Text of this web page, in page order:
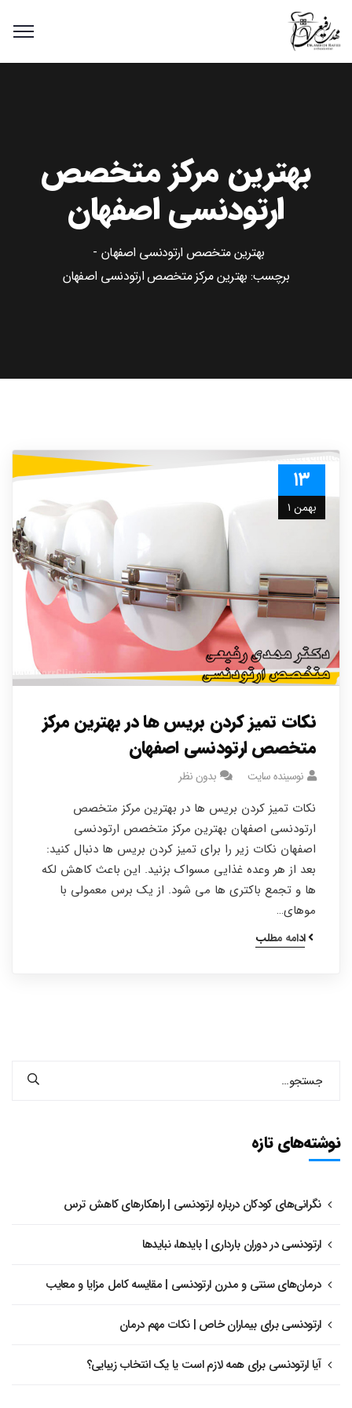
بهترین مرکز متخصص
ارتودنسی اصفهان
بهترین متخصص ارتودنسی اصفهان
برچسب: بهترین مرکز متخصص ارتودنسی اصفهان
۱۳
بهمن ۱
نکات تمیز کردن بریس ها در بهترین مرکز
متخصص ارتودنسی اصفهان
نوسینده سایت بدون نظر
نکات تمیز کردن بریس ها در بهترین مرکز متخصص
ارتودنسی اصفهان بهترین مرکز متخصص ارتودنسی
اصفهان نکات زیر را برای تمیز کردن بریس ها دنبال کنید:
بعد از هر وعده غذایی مسواک بزنید. این باعث کاهش لکه
ها و تجمع باکتری ها می شود. از یک برس معمولی با
موهای…
ادامه مطلب
نوشته‌های تازه
نگرانی‌های کودکان درباره ارتودنسی | راهکارهای کاهش ترس
ارتودنسی در دوران بارداری | بایدها، نبایدها
درمان‌های سنتی و مدرن ارتودنسی | مقایسه کامل مزایا و معایب
ارتودنسی برای بیماران خاص | نکات مهم درمان
آیا ارتودنسی برای همه لازم است یا یک انتخاب زیبایی؟